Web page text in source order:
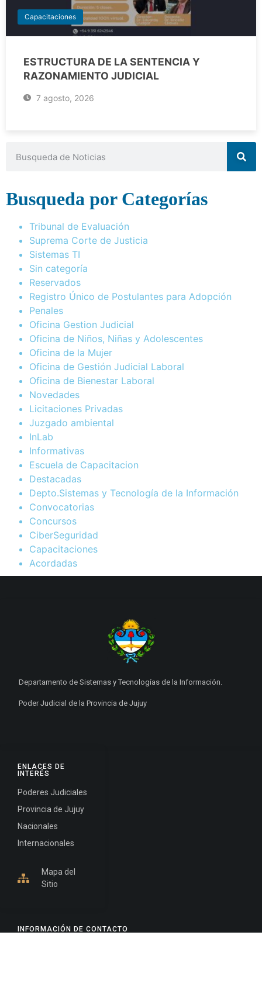
Capacitaciones
ESTRUCTURA DE LA SENTENCIA Y
RAZONAMIENTO JUDICIAL
7 agosto, 2026
Busqueda por Categorías
Tribunal de Evaluación
Suprema Corte de Justicia
Sistemas TI
Sin categoría
Reservados
Registro Único de Postulantes para Adopción
Penales
Oficina Gestion Judicial
Oficina de Niños, Niñas y Adolescentes
Oficina de la Mujer
Oficina de Gestión Judicial Laboral
Oficina de Bienestar Laboral
Novedades
Licitaciones Privadas
Juzgado ambiental
InLab
Informativas
Escuela de Capacitacion
Destacadas
Depto.Sistemas y Tecnología de la Información
Convocatorias
Concursos
CiberSeguridad
Capacitaciones
Acordadas
INFORMACIÓN DE CONTACTO
ENLACES DE
INTERÉS
Poderes Judiciales
Provincia de Jujuy
Nacionales
Internacionales
Mapa del
Sitio
Departamento de Sistemas y Tecnologías de la Información.
Poder Judicial de la Provincia de Jujuy